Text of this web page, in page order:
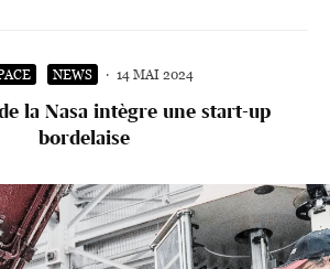
NEWS · 14 MAI 2024
la Nasa intègre une start-up
bordelaise